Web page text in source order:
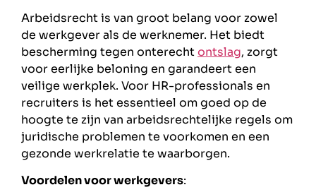
Arbeidsrecht is van groot belang voor zowel
de werkgever als de werknemer. Het biedt
bescherming tegen onterechtontslag, zorgt
voor eerlijke beloning en garandeert een
veilige werkplek. Voor HR-professionals en
recruiters is het essentieel om goed op de
hoogte te zijn van arbeidsrechtelijke regels om
juridische problemen te voorkomen en een
gezonde werkrelatie te waarborgen.
Voordelen voor werkgevers: